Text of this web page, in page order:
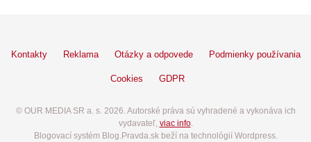
Kontakty Reklama Otázky a odpovede Podmienky používania
Cookies GDPR
© OUR MEDIA SR a. s. 2026. Autorské práva sú vyhradené a vykonáva ich
vydavateľ, viac info.
Blogovací systém Blog.Pravda.sk beží na technológií Wordpress.